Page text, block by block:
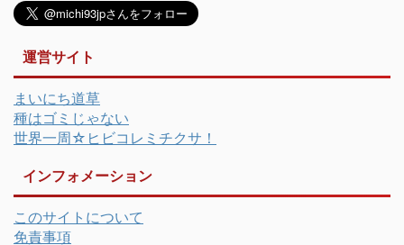
運営サイト
まいにち道草
種はゴミじゃない
世界一周☆ヒビコレミチクサ！
インフォメーション
このサイトについて
免責事項